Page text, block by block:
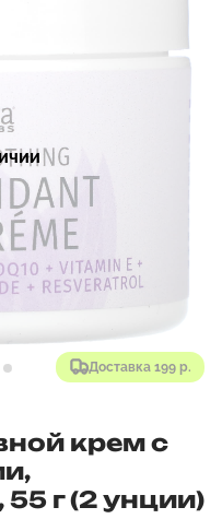
Доставка 199 р.
крем с
г (2 унции)